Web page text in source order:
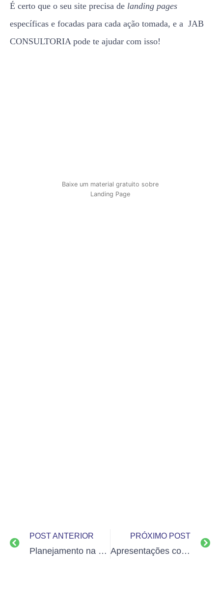
É certo que o seu site precisa de landing pages
específicas e focadas para cada ação tomada, e a JAB
CONSULTORIA pode te ajudar com isso!
Baixe um material gratuito sobre
Landing Page
POST ANTERIOR
Planejamento na prática, é bem diferente
PRÓXIMO POST
Apresentações corporativas para sua empresa